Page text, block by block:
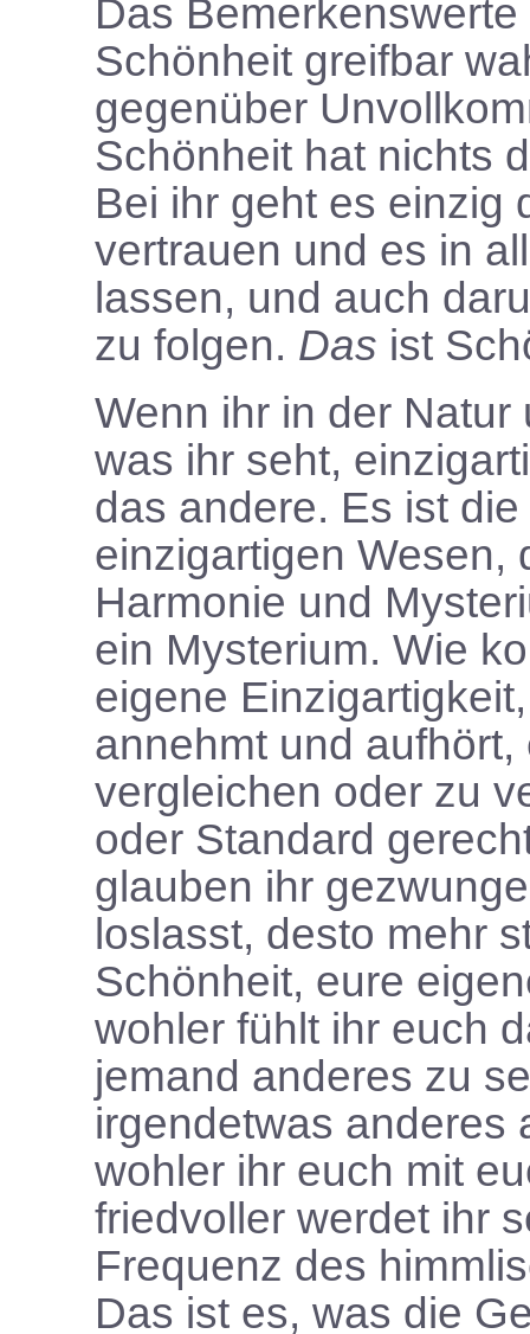
Das
Schönheit greifbar
gegenüber
Schönheit hat nichts
Bei ihr geht es einzig
vertrauen und es in
lassen, und auch
zu folgen. Das ist
Wenn ihr in der
was ihr seht,
das andere. Es ist
einzigartigen Wesen,
Harmonie und
ein Mysterium. Wie
eigene
annehmt und
vergleichen oder zu
oder Standard
glauben ihr
loslasst, desto mehr
Schönheit, eure
wohler fühlt ihr euch
jemand anderes zu
irgendetwas anderes
wohler ihr euch mit
friedvoller werdet ihr
Frequenz des
Das ist es, was die